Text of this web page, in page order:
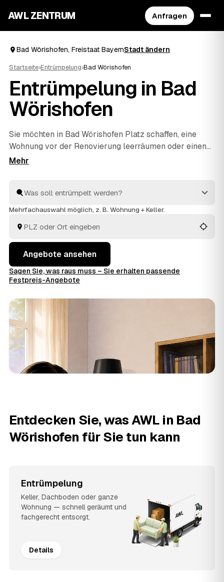
AWL ZENTRUM Anfragen
Bad Wörishofen, Freistaat BayernStadt ändern
Startseite›Entrümpelung›Bad Wörishofen
Entrümpelung in Bad
Wörishofen
Sie möchten in Bad Wörishofen Platz schaffen, eine
Wohnung vor der Renovierung leerräumen oder einen
Nachlass auflösen? Beschreiben Sie Ihren Auftrag bei
Bayern. Vom einzelnen Raum bis zur kompletten
Haushaltsauflösungwird alles fachgerecht ausgeräumt
Blick.
Mehrfachauswahl möglich, z. B. Wohnung + Keller.
Angebote ansehen
Sagen Sie, was raus muss – Sie erhalten passende
Festpreis-Angebote
Entdecken Sie, was AWL in Bad
Wörishofen für Sie tun kann
Entrümpelung
Keller, Dachboden oder ganze
Wohnung — schnell geräumt und
fachgerecht entsorgt.
Details